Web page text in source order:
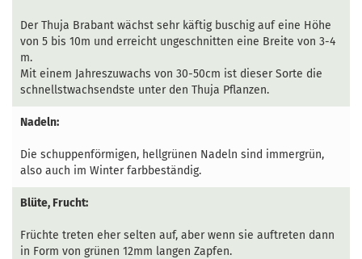
Der Thuja Brabant wächst sehr käftig buschig auf eine Höhe
von 5 bis 10m und erreicht ungeschnitten eine Breite von 3-4
m.
Mit einem Jahreszuwachs von 30-50cm ist dieser Sorte die
schnellstwachsendste unter den Thuja Pflanzen.
Nadeln:
Die schuppenförmigen, hellgrünen Nadeln sind immergrün,
also auch im Winter farbbeständig.
Blüte, Frucht:
Früchte treten eher selten auf, aber wenn sie auftreten dann
in Form von grünen 12mm langen Zapfen.